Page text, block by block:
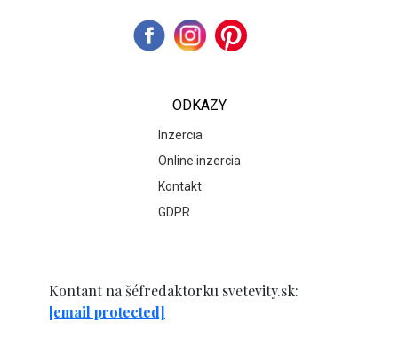
ODKAZY
Inzercia
Online inzercia
Kontakt
GDPR
Kontant na šéfredaktorku svetevity.sk:
[email protected]